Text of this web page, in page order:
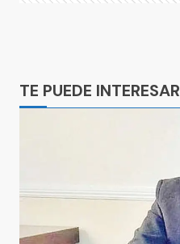
TE PUEDE INTERESAR